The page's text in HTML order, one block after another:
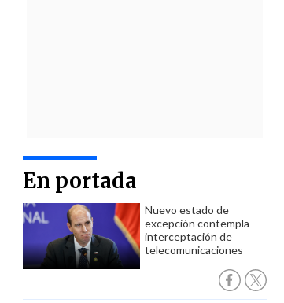
En portada
Nuevo estado de
excepción contempla
interceptación de
telecomunicaciones